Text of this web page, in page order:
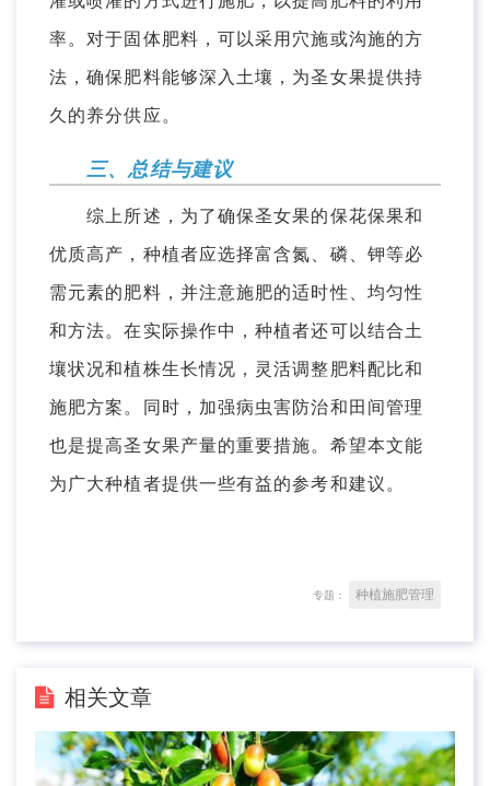
率。对于固体肥料，可以采用穴施或沟施的方
法，确保肥料能够深入土壤，为圣女果提供持
久的养分供应。
三、总结与建议
综上所述，为了确保圣女果的保花保果和
优质高产，种植者应选择富含氮、磷、钾等必
需元素的肥料，并注意施肥的适时性、均匀性
和方法。在实际操作中，种植者还可以结合土
壤状况和植株生长情况，灵活调整肥料配比和
施肥方案。同时，加强病虫害防治和田间管理
也是提高圣女果产量的重要措施。希望本文能
为广大种植者提供一些有益的参考和建议。
专题： 种植施肥管理
相关文章